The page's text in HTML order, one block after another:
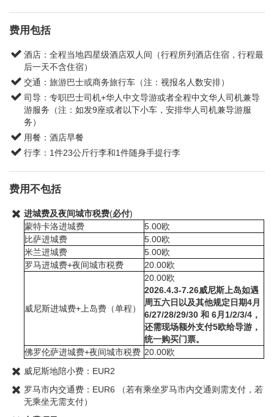
费用包括
酒店：全程当地四星级酒店双人间（行程所列酒店住宿，行程最
后一天不含住宿）
交通：旅游巴士或商务旅行车（注：视报名人数安排）
司导：专职巴士司机+华人中文导游或者全程中文华人司机兼导
游服务（注：如发9座或者以下小车，安排华人司机兼导游服
务）
用餐：酒店早餐
行李：1件23公斤行李和1件随身手提行李
费用不包括
进城费及夜间城市税费(必付)
蒙特卡洛进城费
5.00欧
比萨进城费
5.00欧
米兰进城费
5.00欧
罗马进城费+夜间城市税费
20.00欧
威尼斯进城费+上岛费（单程）
20.00欧
2026.4.3-7.26威尼斯上岛如遇
周五六日以及其他规定日期4月
6/27/28/29/30 和 6月1/2/3/4，
还需现场额外支付5欧给导游，
统一购买门票。
佛罗伦萨进城费+夜间城市税费 20.00欧
威尼斯地陪小费：EUR2
罗马市内交通费：EUR6 （若有乘坐罗马市内交通则需支付，若
无乘坐无需支付）